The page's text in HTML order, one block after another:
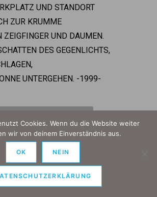
UND STANDORT
ZUR KRUMME
ZEIGFINGER UND DAUMEN.
DES GEGENLICHTS,
UNTERGEHEN. -1999-
Impressum
Datenschutz
Cookies. Wenn du die Website weiter
wir von deinem Einverständnis aus.
OK NEIN